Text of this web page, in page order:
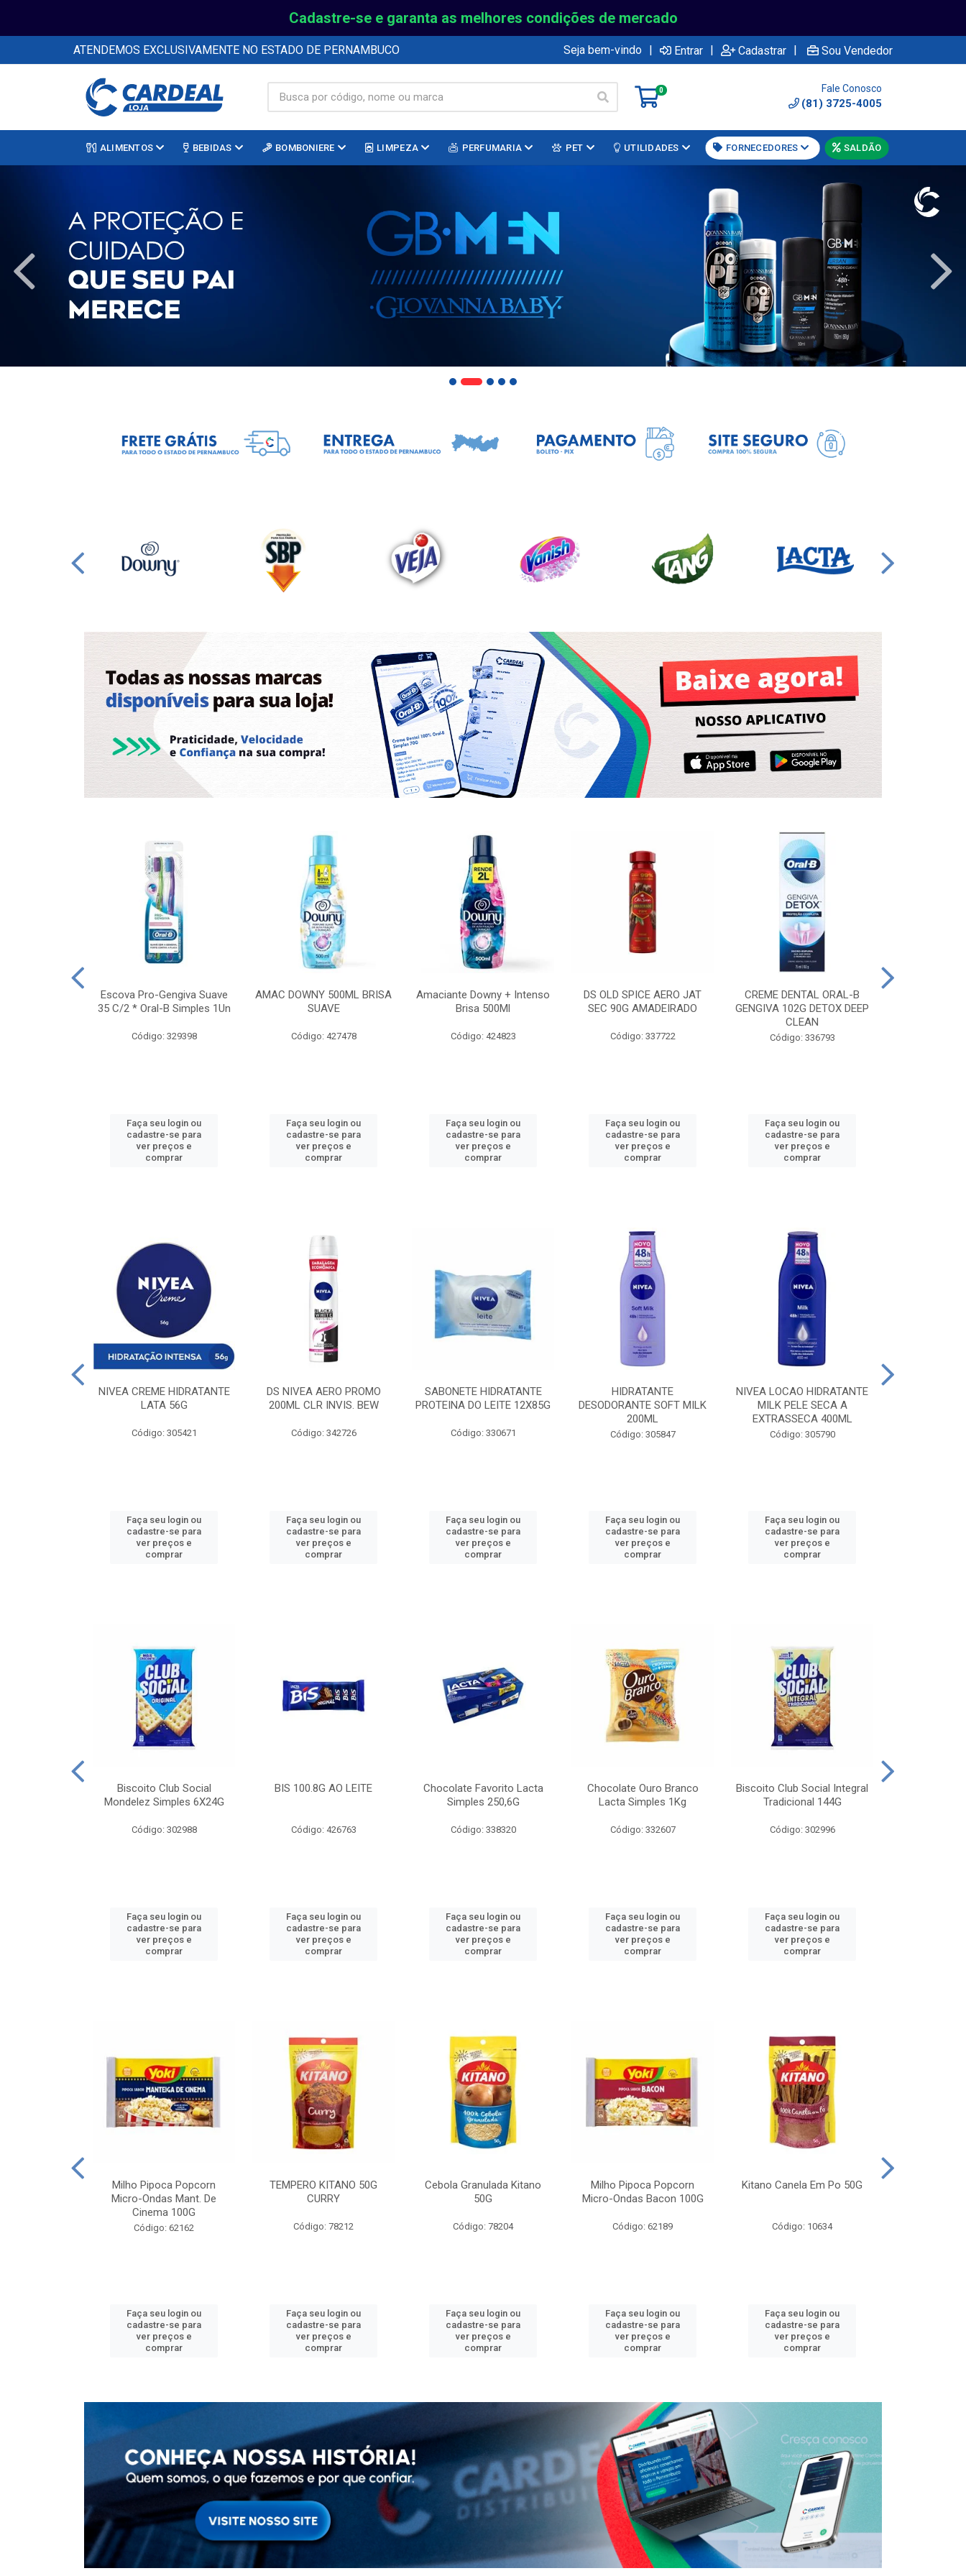
Cadastre-se e garanta as melhores condições de mercado
ATENDEMOS EXCLUSIVAMENTE NO ESTADO DE PERNAMBUCO Seja bem-vindo | Entrar | Cadastrar | Sou Vendedor
0 Fale Conosco
(81) 3725-4005
ALIMENTOS BEBIDAS BOMBONIERE LIMPEZA PERFUMARIA PET UTILIDADES FORNECEDORES SALDÃO
Escova Pro-Gengiva Suave
35 C/2 * Oral-B Simples 1Un
Código: 329398
Faça seu login ou
cadastre-se para
ver preços e
comprar
AMAC DOWNY 500ML BRISA
SUAVE
Código: 427478
Faça seu login ou
cadastre-se para
ver preços e
comprar
Amaciante Downy + Intenso
Brisa 500Ml
Código: 424823
Faça seu login ou
cadastre-se para
ver preços e
comprar
DS OLD SPICE AERO JAT
SEC 90G AMADEIRADO
Código: 337722
Faça seu login ou
cadastre-se para
ver preços e
comprar
CREME DENTAL ORAL-B
GENGIVA 102G DETOX DEEP
CLEAN
Código: 336793
Faça seu login ou
cadastre-se para
ver preços e
comprar
NIVEA CREME HIDRATANTE
LATA 56G
Código: 305421
Faça seu login ou
cadastre-se para
ver preços e
comprar
DS NIVEA AERO PROMO
200ML CLR INVIS. BEW
Código: 342726
Faça seu login ou
cadastre-se para
ver preços e
comprar
SABONETE HIDRATANTE
PROTEINA DO LEITE 12X85G
Código: 330671
Faça seu login ou
cadastre-se para
ver preços e
comprar
HIDRATANTE
DESODORANTE SOFT MILK
200ML
Código: 305847
Faça seu login ou
cadastre-se para
ver preços e
comprar
NIVEA LOCAO HIDRATANTE
MILK PELE SECA A
EXTRASSECA 400ML
Código: 305790
Faça seu login ou
cadastre-se para
ver preços e
comprar
Biscoito Club Social
Mondelez Simples 6X24G
Código: 302988
Faça seu login ou
cadastre-se para
ver preços e
comprar
BIS 100.8G AO LEITE
Código: 426763
Faça seu login ou
cadastre-se para
ver preços e
comprar
Chocolate Favorito Lacta
Simples 250,6G
Código: 338320
Faça seu login ou
cadastre-se para
ver preços e
comprar
Chocolate Ouro Branco
Lacta Simples 1Kg
Código: 332607
Faça seu login ou
cadastre-se para
ver preços e
comprar
Biscoito Club Social Integral
Tradicional 144G
Código: 302996
Faça seu login ou
cadastre-se para
ver preços e
comprar
Milho Pipoca Popcorn
Micro-Ondas Mant. De
Cinema 100G
Código: 62162
Faça seu login ou
cadastre-se para
ver preços e
comprar
TEMPERO KITANO 50G
CURRY
Código: 78212
Faça seu login ou
cadastre-se para
ver preços e
comprar
Cebola Granulada Kitano
50G
Código: 78204
Faça seu login ou
cadastre-se para
ver preços e
comprar
Milho Pipoca Popcorn
Micro-Ondas Bacon 100G
Código: 62189
Faça seu login ou
cadastre-se para
ver preços e
comprar
Kitano Canela Em Po 50G
Código: 10634
Faça seu login ou
cadastre-se para
ver preços e
comprar